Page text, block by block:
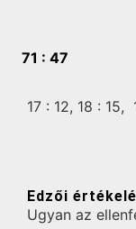
71 : 47
17 : 12, 18 : 15,
Edzői
Ugyan az